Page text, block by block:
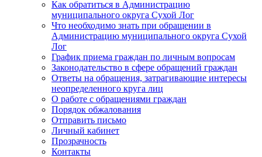
Как обратиться в Администрацию
муниципального округа Сухой Лог
Что необходимо знать при обращении в
Администрацию муниципального округа Сухой
Лог
График приема граждан по личным вопросам
Законодательство в сфере обращений граждан
Ответы на обращения, затрагивающие интересы
неопределенного круга лиц
О работе с обращениями граждан
Порядок обжалования
Отправить письмо
Личный кабинет
Прозрачность
Контакты